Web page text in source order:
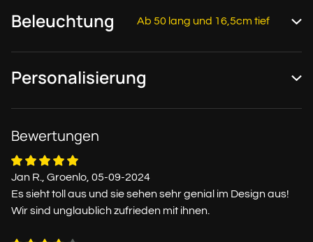
Beleuchtung Ab 50 lang und 16,5cm tief
Personalisierung
Bewertungen
Jan R., Groenlo, 05-09-2024
Es sieht toll aus und sie sehen sehr genial im Design aus!
Wir sind unglaublich zufrieden mit ihnen.